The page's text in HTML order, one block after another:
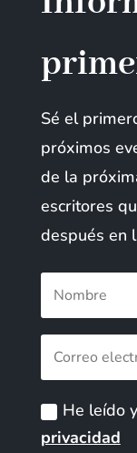
Sé el
próximos
de la
escritores
después en
He leído
privacidad